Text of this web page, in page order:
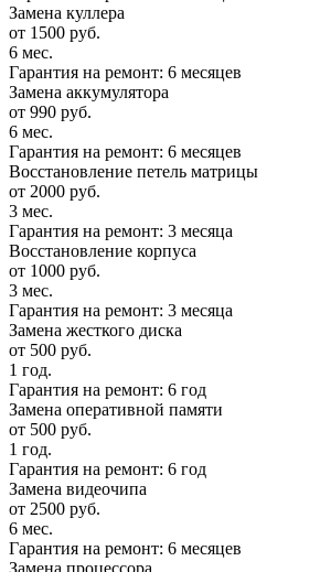
Замена куллера
от 1500 руб.
6 мес.
Гарантия на ремонт: 6 месяцев
Замена аккумулятора
от 990 руб.
6 мес.
Гарантия на ремонт: 6 месяцев
Восстановление петель матрицы
от 2000 руб.
3 мес.
Гарантия на ремонт: 3 месяца
Восстановление корпуса
от 1000 руб.
3 мес.
Гарантия на ремонт: 3 месяца
Замена жесткого диска
от 500 руб.
1 год.
Гарантия на ремонт: 6 год
Замена оперативной памяти
от 500 руб.
1 год.
Гарантия на ремонт: 6 год
Замена видеочипа
от 2500 руб.
6 мес.
Гарантия на ремонт: 6 месяцев